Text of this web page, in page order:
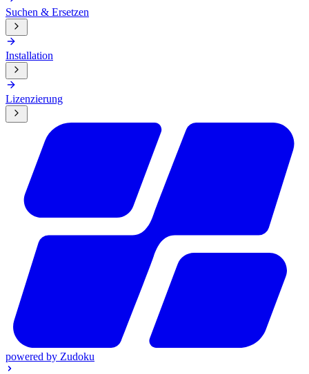
Suchen & Ersetzen
Installation
Lizenzierung
powered by Zudoku